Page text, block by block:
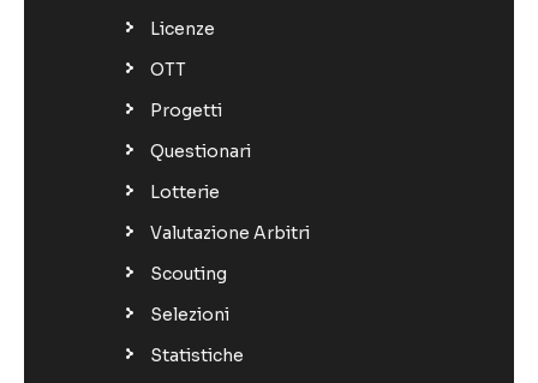
Licenze
OTT
Progetti
Questionari
Lotterie
Valutazione Arbitri
Scouting
Selezioni
Statistiche